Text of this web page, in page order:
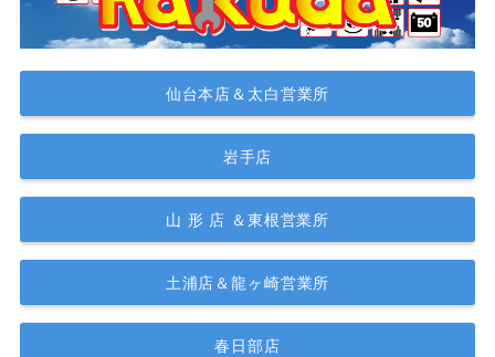
仙台本店＆太白営業所
岩手店
山 形 店 ＆東根営業所
土浦店＆龍ヶ崎営業所
春日部店